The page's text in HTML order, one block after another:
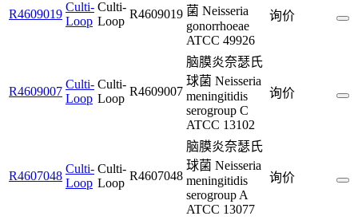
R4609019
Culti-
Loop
Culti-
Loop
R4609019 菌 Neisseria
gonorrhoeae
ATCC 49926
询价
R4609007
Culti-
Loop
Culti-
Loop
R4609007
脑膜炎奈瑟氏
球菌 Neisseria
meningitidis
serogroup C
ATCC 13102
询价
R4607048
Culti-
Loop
Culti-
Loop
R4607048
脑膜炎奈瑟氏
球菌 Neisseria
meningitidis
serogroup A
ATCC 13077
询价